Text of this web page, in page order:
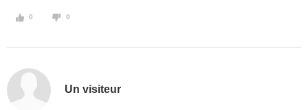
0 0
Un visiteur